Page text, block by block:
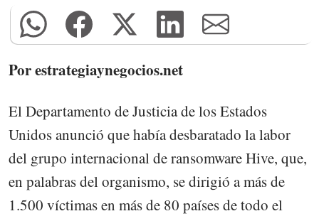
Por estrategiaynegocios.net
El Departamento de Justicia de los Estados
Unidos anunció que había desbaratado la labor
del grupo internacional de ransomware Hive, que,
en palabras del organismo, se dirigió a más de
1.500 víctimas en más de 80 países de todo el